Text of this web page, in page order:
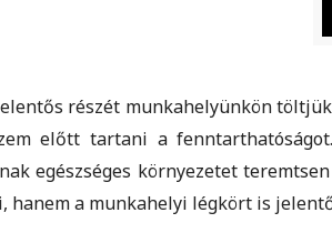
részét munkahelyünkön
előtt tartani a
egészséges környezetet
hanem a munkahelyi légkört is